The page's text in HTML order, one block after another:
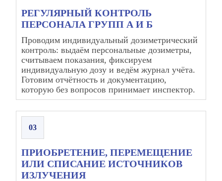
РЕГУЛЯРНЫЙ КОНТРОЛЬ
ПЕРСОНАЛА ГРУПП А И Б
Проводим индивидуальный дозиметрический
контроль: выдаём персональные дозиметры,
считываем показания, фиксируем
индивидуальную дозу и ведём журнал учёта.
Готовим отчётность и документацию,
которую без вопросов принимает инспектор.
03
ПРИОБРЕТЕНИЕ, ПЕРЕМЕЩЕНИЕ
ИЛИ СПИСАНИЕ ИСТОЧНИКОВ
ИЗЛУЧЕНИЯ